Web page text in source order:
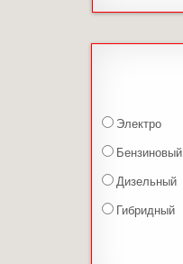
Электро
Бензиновый
Дизельный
Гибридный